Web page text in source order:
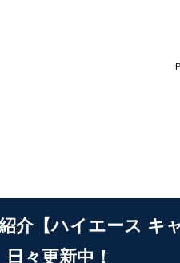
介【ハイエース キ
々更新中！